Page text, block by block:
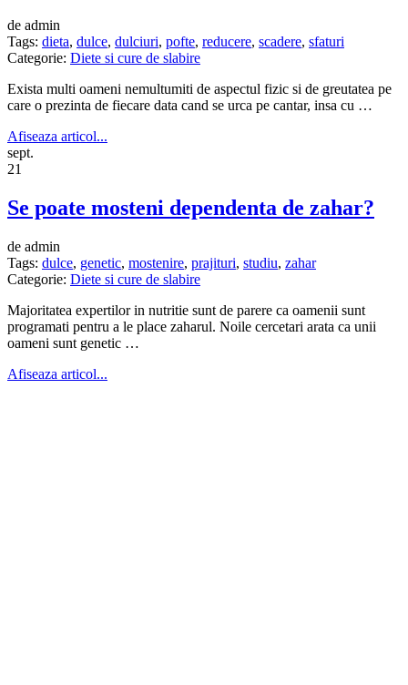
de admin
Tags: dieta, dulce, dulciuri, pofte, reducere, scadere, sfaturi
Categorie: Diete si cure de slabire
Exista multi oameni nemultumiti de aspectul fizic si de greutatea pe
care o prezinta de fiecare data cand se urca pe cantar, insa cu …
Afiseaza articol...
sept.
21
Se poate mosteni dependenta de zahar?
de admin
Tags: dulce, genetic, mostenire, prajituri, studiu, zahar
Categorie: Diete si cure de slabire
Majoritatea expertilor in nutritie sunt de parere ca oamenii sunt
programati pentru a le place zaharul. Noile cercetari arata ca unii
oameni sunt genetic …
Afiseaza articol...